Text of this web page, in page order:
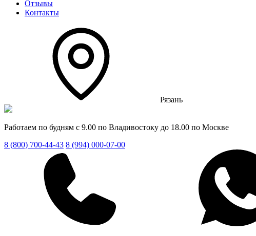
Отзывы
Контакты
Рязань
Работаем по будням с 9.00 по Владивостоку до 18.00 по Москве
8 (800) 700-44-43 8 (994) 000-07-00